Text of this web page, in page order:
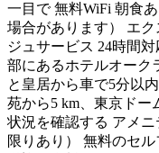
一目で 無料WiFi 朝食
場合があります） エ
ジュサービス 24時間
部にあるホテルオーク
と皇居から車で5分以
苑から5 km、東京ドー
状況を確認する アメ
限りあり） 無料のセ